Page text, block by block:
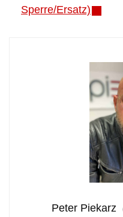
Sperre/Ersatz)
Peter Piekarz